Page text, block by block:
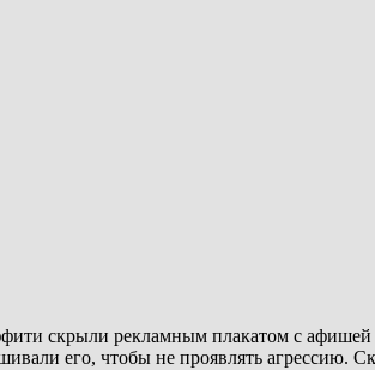
скрыли рекламным плакатом с
его, чтобы не проявлять агрессию.